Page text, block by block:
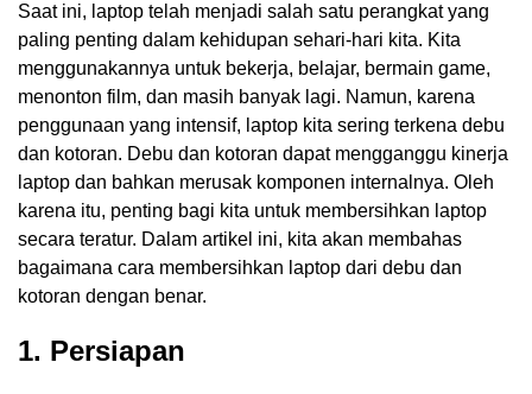
Saat ini, laptop telah menjadi salah satu perangkat yang
paling penting dalam kehidupan sehari-hari kita. Kita
menggunakannya untuk bekerja, belajar, bermain game,
menonton film, dan masih banyak lagi. Namun, karena
penggunaan yang intensif, laptop kita sering terkena debu
dan kotoran. Debu dan kotoran dapat mengganggu kinerja
laptop dan bahkan merusak komponen internalnya. Oleh
karena itu, penting bagi kita untuk membersihkan laptop
secara teratur. Dalam artikel ini, kita akan membahas
bagaimana cara membersihkan laptop dari debu dan
kotoran dengan benar.
1. Persiapan